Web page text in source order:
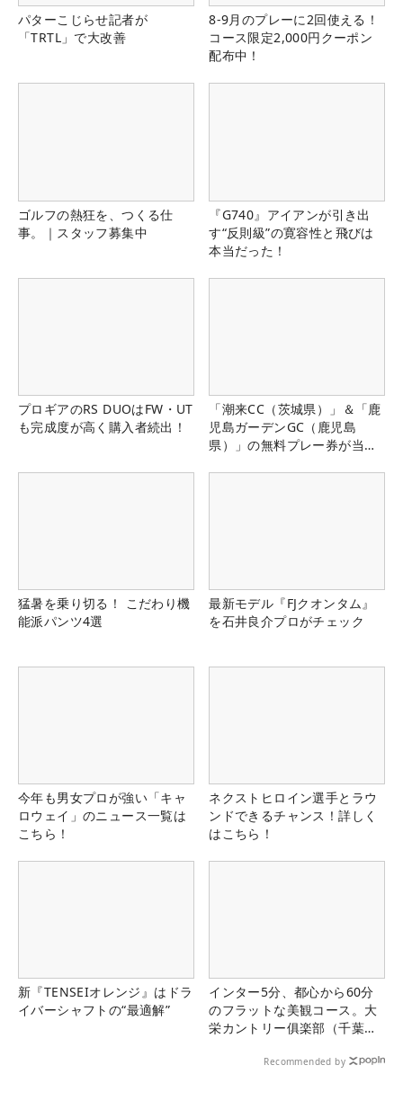
パターこじらせ記者が
「TRTL」で大改善
8-9月のプレーに2回使える！
コース限定2,000円クーポン
配布中！
ゴルフの熱狂を、つくる仕
事。｜スタッフ募集中
『G740』アイアンが引き出
す“反則級”の寛容性と飛びは
本当だった！
プロギアのRS DUOはFW・UT
も完成度が高く購入者続出！
「潮来CC（茨城県）」＆「鹿
児島ガーデンGC（鹿児島
県）」の無料プレー券が当た
猛暑を乗り切る！ こだわり機
能派パンツ4選
最新モデル『FJクオンタム』
を石井良介プロがチェック
今年も男女プロが強い「キャ
ロウェイ」のニュース一覧は
こちら！
ネクストヒロイン選手とラウ
ンドできるチャンス！詳しく
はこちら！
新『TENSEIオレンジ』はドラ
イバーシャフトの“最適解”
インター5分、都心から60分
のフラットな美観コース。大
栄カントリー俱楽部（千葉
Recommended by